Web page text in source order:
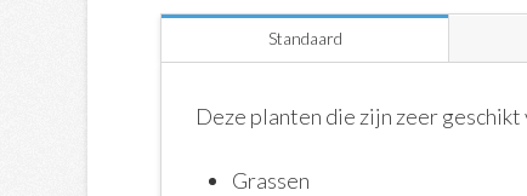
Standaard
Deze planten die zijn zeer geschikt
Grassen